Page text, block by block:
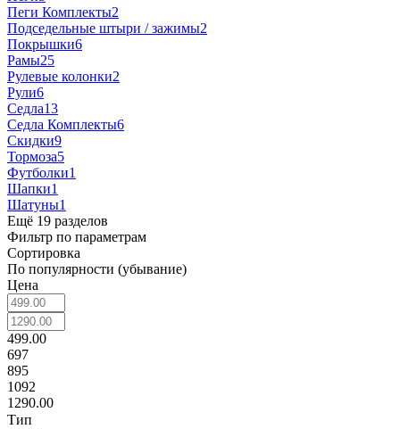
Пеги Комплекты2
Подседельные штыри / зажимы2
Покрышки6
Рамы25
Рулевые колонки2
Рули6
Седла13
Седла Комплекты6
Скидки9
Тормоза5
Футболки1
Шапки1
Шатуны1
Ещё 19 разделов
Фильтр по параметрам
Сортировка
По популярности (убывание)
Цена
499.00
697
895
1092
1290.00
Тип